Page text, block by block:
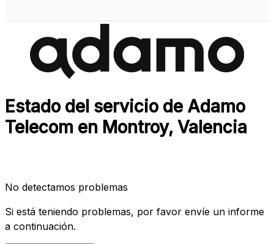
Estado del servicio de Adamo
Telecom en Montroy, Valencia
No detectamos problemas
Si está teniendo problemas, por favor envíe un informe
a continuación.